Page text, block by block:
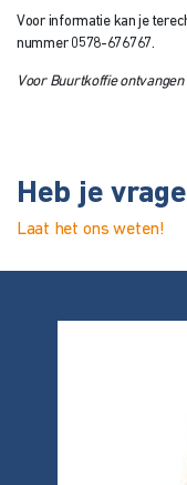
Voor informatie kan je
nummer 0578-676767.
Voor Buurtkoffie
Heb je
Laat het ons weten!